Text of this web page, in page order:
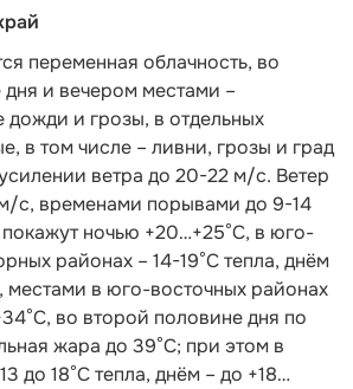
переменная облачность, во
и вечером местами –
дожди и грозы, в отдельных
в том числе – ливни, грозы и град
ветра до 20-22 м/с. Ветер
с, временами порывами до 9-14
ночью +20…+25°С, в юго-
районах – 14-19°С тепла, днём
местами в юго-восточных районах
во второй половине дня по
жара до 39°С; при этом в
до 18°С тепла, днём – до +18…